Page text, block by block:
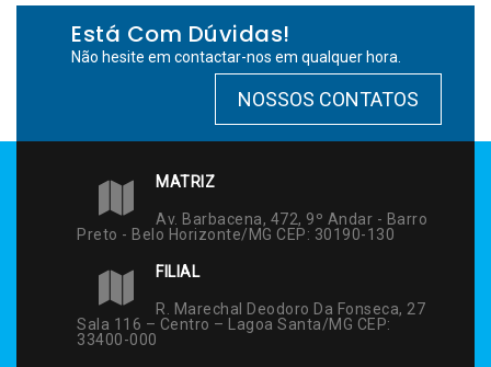
Está Com Dúvidas!
Não hesite em contactar-nos em qualquer hora.
NOSSOS CONTATOS
MATRIZ
Av. Barbacena, 472, 9º Andar - Barro
Preto - Belo Horizonte/MG CEP: 30190-130
FILIAL
R. Marechal Deodoro Da Fonseca, 27
Sala 116 – Centro – Lagoa Santa/MG CEP:
33400-000